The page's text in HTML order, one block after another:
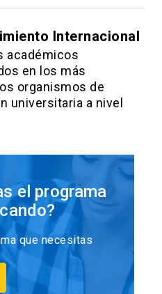
Internacional
académicos
en los más
organismos de
universitaria a nivel
el programa
que necesitas